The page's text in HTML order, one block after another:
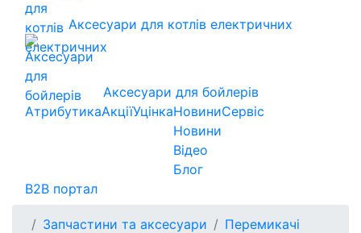
Аксесуари для котлів електричних
Аксесуари для бойлерів
АтрибутикаАкціїУцінкаНовини
Новини
Відео
Блог
Сервіс
B2B портал
Запчастини та аксесуари
Перемикачі